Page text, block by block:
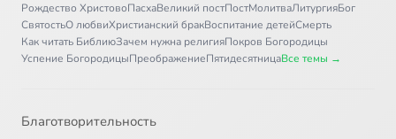
Рождество ХристовоПасхаВеликий постПостМолитваЛитургияБог
СвятостьО любвиХристианский бракВоспитание детейСмерть
Как читать БиблиюЗачем нужна религияПокров Богородицы
Успение БогородицыПреображениеПятидесятницаВсе темы →
Благотворительность